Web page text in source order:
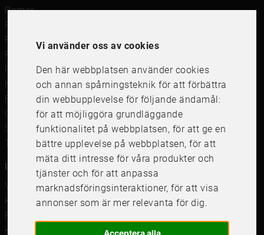
Vi använder oss av cookies
Den här webbplatsen använder cookies
och annan spårningsteknik för att förbättra
din webbupplevelse för följande ändamål:
för att möjliggöra grundläggande
funktionalitet på webbplatsen, för att ge en
bättre upplevelse på webbplatsen,för att
mäta ditt intresse för våra produkter och
tjänster och för att anpassa
marknadsföringsinteraktioner,för att visa
annonser som är mer relevanta för dig.
Acceptera alla
Ramar
Ramar till Samsung The Frame
Ramverkstad & inramning
Passepartout
Posters
Måttbeställd passepartout
Framkalla bilder
Canvastavla
Studentskylt och studentplakat
Tavelkrok
Information
Våra butiker
Kundservice
Företagsförsäljning
Köpvillkor